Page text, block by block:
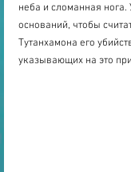
неба и сломанная
оснований, чтобы
Тутанхамона его
указывающих на это